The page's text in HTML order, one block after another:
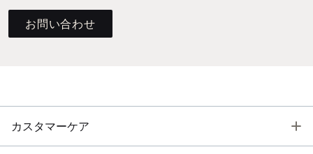
お問い合わせ
カスタマーケア